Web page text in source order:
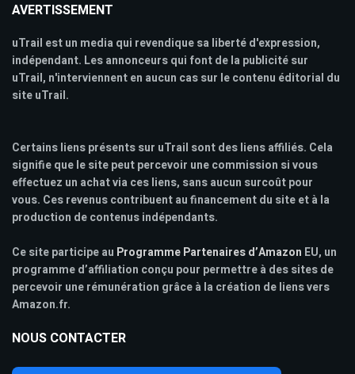
AVERTISSEMENT
uTrail est un media qui revendique sa liberté d'expression,
indépendant. Les annonceurs qui font de la publicité sur
uTrail, n'interviennent en aucun cas sur le contenu éditorial du
site uTrail.
Certains liens présents sur uTrail sont des liens affiliés. Cela
signifie que le site peut percevoir une commission si vous
effectuez un achat via ces liens, sans aucun surcoût pour
vous. Ces revenus contribuent au financement du site et à la
production de contenus indépendants.
Ce site participe au Programme Partenaires d’Amazon EU, un
programme d’affiliation conçu pour permettre à des sites de
percevoir une rémunération grâce à la création de liens vers
Amazon.fr.
NOUS CONTACTER